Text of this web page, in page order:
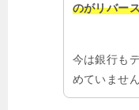
のがリバー
今は銀行も
めていません